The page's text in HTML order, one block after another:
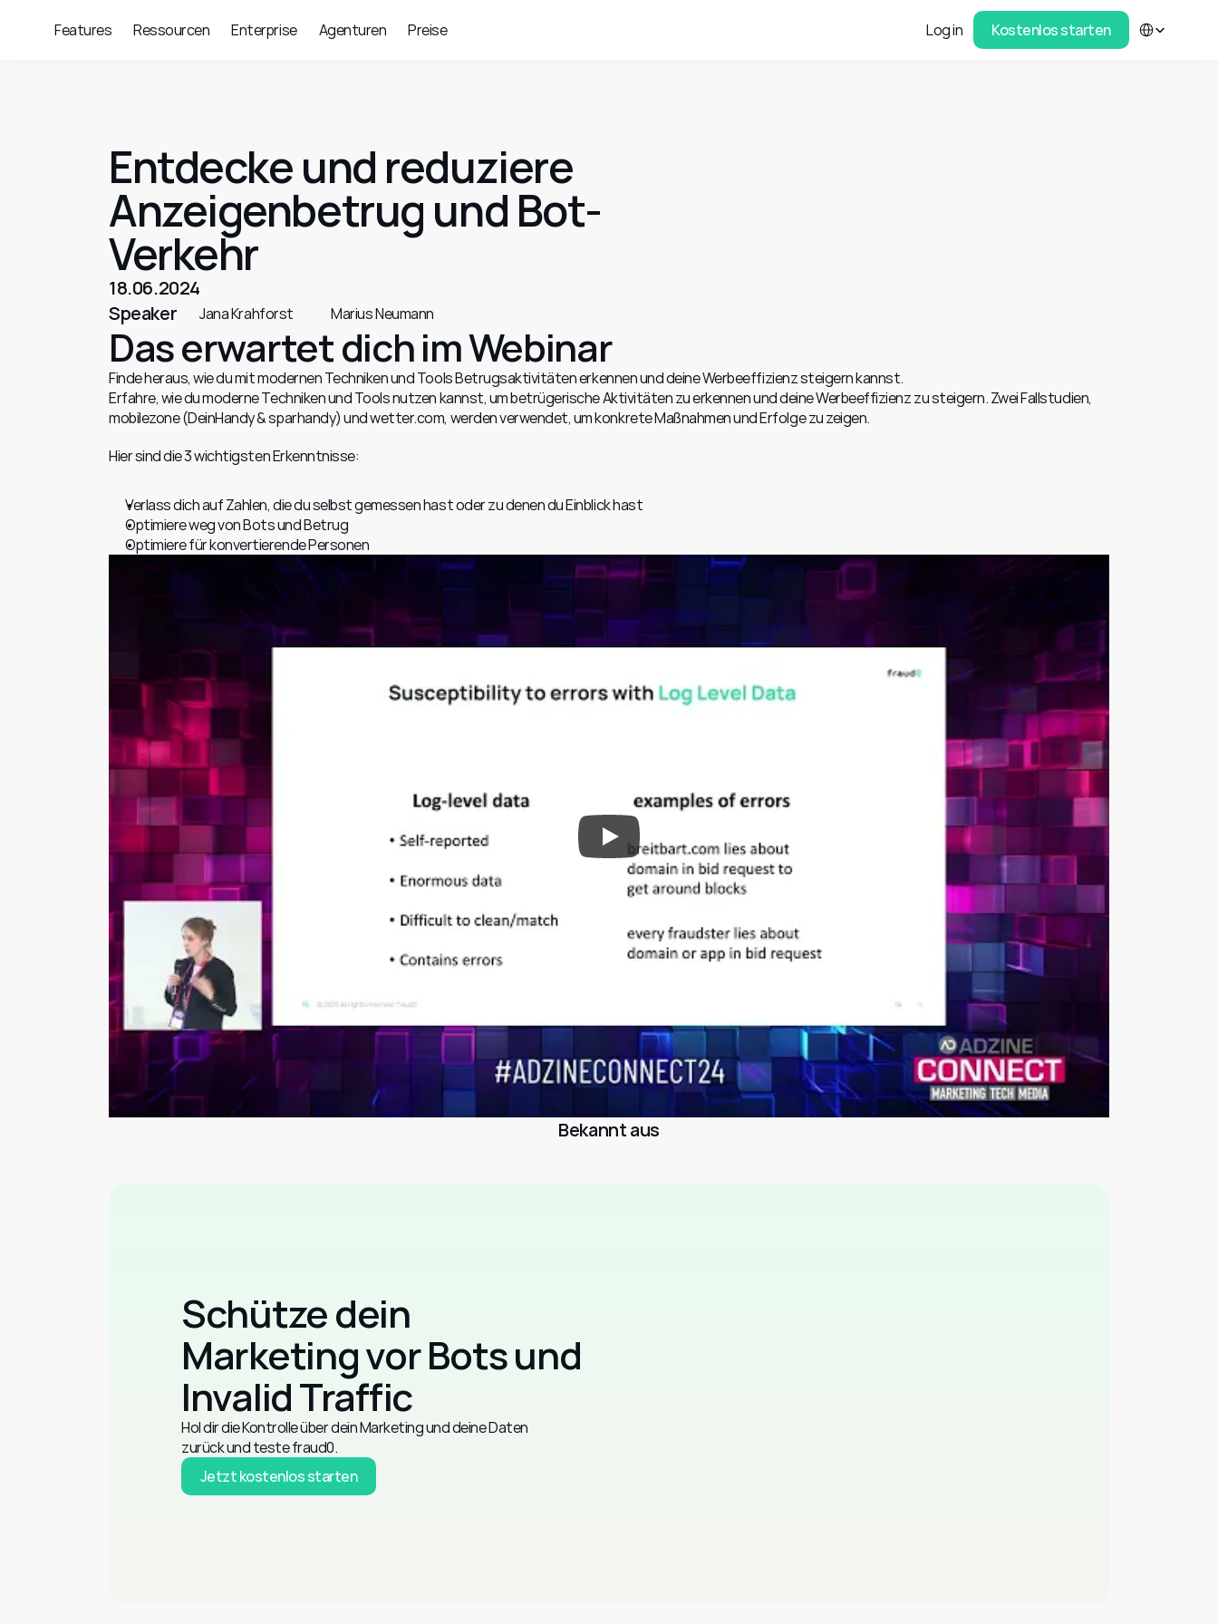
Features Ressourcen Enterprise Agenturen Preise Log in Kostenlos starten
Select Language
Entdecke und reduziere
Anzeigenbetrug und Bot-
Verkehr
18.06.2024
Speaker
Jana Krahforst Marius Neumann
Das erwartet dich im Webinar
Finde heraus, wie du mit modernen Techniken und Tools Betrugsaktivitäten erkennen und deine Werbeeffizienz steigern kannst.
Erfahre, wie du moderne Techniken und Tools nutzen kannst, um betrügerische Aktivitäten zu erkennen und deine Werbeeffizienz zu steigern. Zwei Fallstudien,
mobilezone (DeinHandy & sparhandy) und wetter.com, werden verwendet, um konkrete Maßnahmen und Erfolge zu zeigen.
Hier sind die 3 wichtigsten Erkenntnisse:
Verlass dich auf Zahlen, die du selbst gemessen hast oder zu denen du Einblick hast
Optimiere weg von Bots und Betrug
Optimiere für konvertierende Personen
Bekannt aus
Schütze dein
Marketing vor Bots und
Invalid Traffic
Hol dir die Kontrolle über dein Marketing und deine Daten
zurück und teste fraud0.
Jetzt kostenlos starten